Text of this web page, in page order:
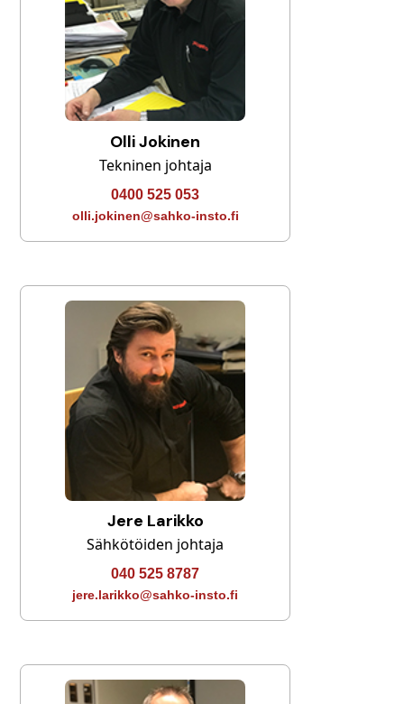
Olli Jokinen
Tekninen johtaja
0400 525 053
olli.jokinen@sahko-insto.fi
Jere Larikko
Sähkötöiden johtaja
040 525 8787
jere.larikko@sahko-insto.fi